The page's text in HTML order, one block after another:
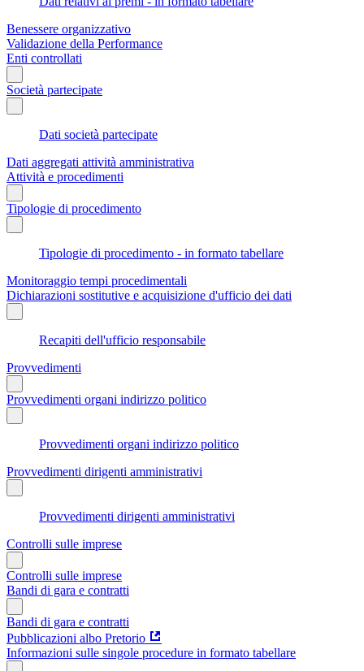
Benessere organizzativo
Validazione della Performance
Enti controllati
Società partecipate
Dati società partecipate
Dati aggregati attività amministrativa
Attività e procedimenti
Tipologie di procedimento
Tipologie di procedimento - in formato tabellare
Monitoraggio tempi procedimentali
Dichiarazioni sostitutive e acquisizione d'ufficio dei dati
Recapiti dell'ufficio responsabile
Provvedimenti
Provvedimenti organi indirizzo politico
Provvedimenti organi indirizzo politico
Provvedimenti dirigenti amministrativi
Provvedimenti dirigenti amministrativi
Controlli sulle imprese
Controlli sulle imprese
Bandi di gara e contratti
Bandi di gara e contratti
Pubblicazioni albo Pretorio
Informazioni sulle singole procedure in formato tabellare